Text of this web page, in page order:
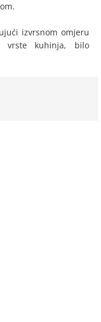
izvrsnom omjeru
vrste kuhinja, bilo